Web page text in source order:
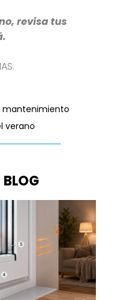
revisa tus
mantenimiento
verano
BLOG